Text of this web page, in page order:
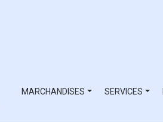
MARCHANDISES SERVICES